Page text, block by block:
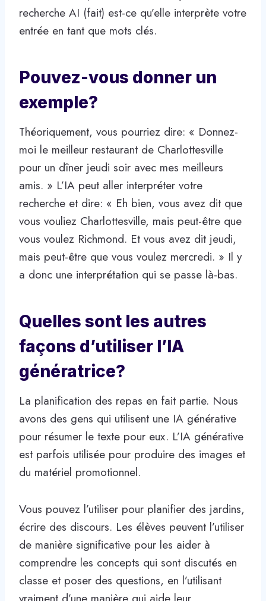
recherche AI ​​(fait) est-ce qu’elle interprète votre
entrée en tant que mots clés.
Pouvez-vous donner un
exemple?
Théoriquement, vous pourriez dire: « Donnez-
moi le meilleur restaurant de Charlottesville
pour un dîner jeudi soir avec mes meilleurs
amis. » L’IA peut aller interpréter votre
recherche et dire: « Eh bien, vous avez dit que
vous vouliez Charlottesville, mais peut-être que
vous voulez Richmond. Et vous avez dit jeudi,
mais peut-être que vous voulez mercredi. » Il y
a donc une interprétation qui se passe là-bas.
Quelles sont les autres
façons d’utiliser l’IA
génératrice?
La planification des repas en fait partie. Nous
avons des gens qui utilisent une IA générative
pour résumer le texte pour eux. L’IA générative
est parfois utilisée pour produire des images et
du matériel promotionnel.
Vous pouvez l’utiliser pour planifier des jardins,
écrire des discours. Les élèves peuvent l’utiliser
de manière significative pour les aider à
comprendre les concepts qui sont discutés en
classe et poser des questions, en l’utilisant